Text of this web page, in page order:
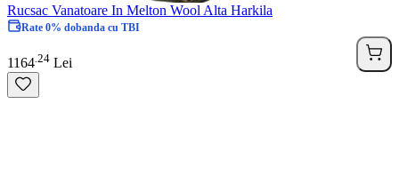
Rucsac Vanatoare In Melton Wool Alta Harkila
Rate 0% dobanda cu TBI
1164 24 Lei